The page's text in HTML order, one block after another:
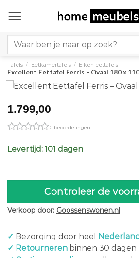
naar
for:
Tafels / Eetkamertafels / Eiken eettafels
Excellent Eettafel Ferris – Ovaal 180 x
1.799,00
0 beoordelingen
Levertijd: 101 dagen
Controleer de
Verkoop door: Goossenswonen.nl
✓ Bezorging door heel
Nederland
✓ Retourneren binnen 30 dagen